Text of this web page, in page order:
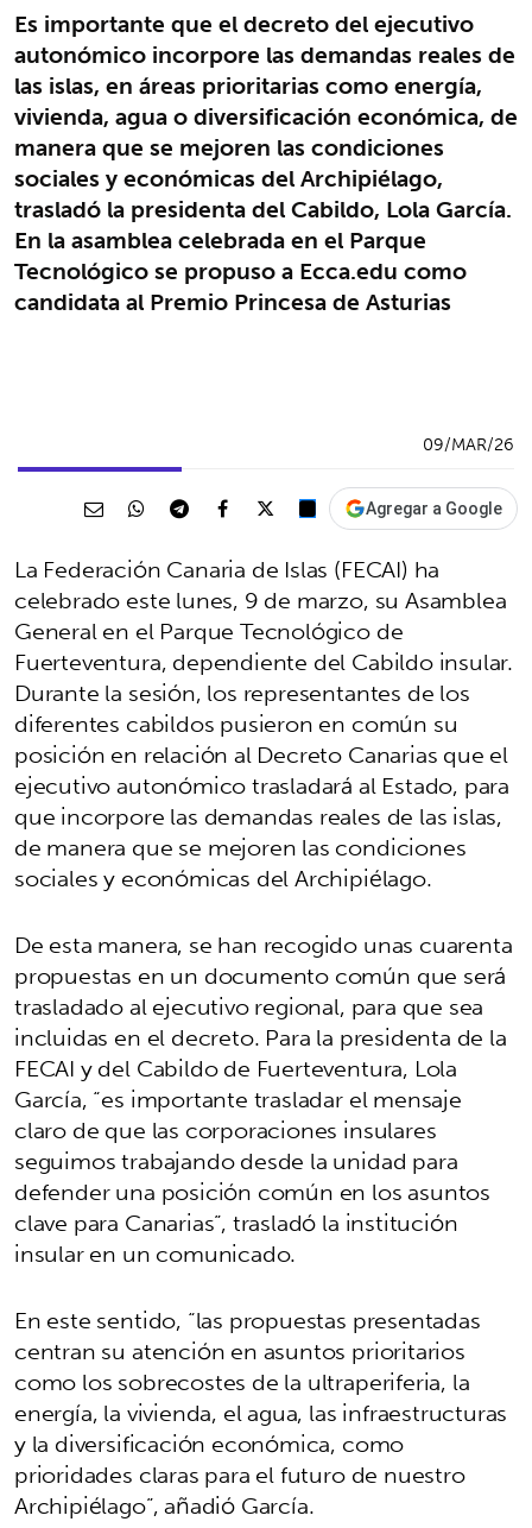
Es importante que el decreto del ejecutivo
autonómico incorpore las demandas reales de
las islas, en áreas prioritarias como energía,
vivienda, agua o diversificación económica, de
manera que se mejoren las condiciones
sociales y económicas del Archipiélago,
trasladó la presidenta del Cabildo, Lola García.
En la asamblea celebrada en el Parque
Tecnológico se propuso a Ecca.edu como
candidata al Premio Princesa de Asturias
09/MAR/26
Agregar a Google
La Federación Canaria de Islas (FECAI) ha
celebrado este lunes, 9 de marzo, su Asamblea
General en el Parque Tecnológico de
Fuerteventura, dependiente del Cabildo insular.
Durante la sesión, los representantes de los
diferentes cabildos pusieron en común su
posición en relación al Decreto Canarias que el
ejecutivo autonómico trasladará al Estado, para
que incorpore las demandas reales de las islas,
de manera que se mejoren las condiciones
sociales y económicas del Archipiélago.
De esta manera, se han recogido unas cuarenta
propuestas en un documento común que será
trasladado al ejecutivo regional, para que sea
incluidas en el decreto. Para la presidenta de la
FECAI y del Cabildo de Fuerteventura, Lola
García, “es importante trasladar el mensaje
claro de que las corporaciones insulares
seguimos trabajando desde la unidad para
defender una posición común en los asuntos
clave para Canarias”, trasladó la institución
insular en un comunicado.
En este sentido, “las propuestas presentadas
centran su atención en asuntos prioritarios
como los sobrecostes de la ultraperiferia, la
energía, la vivienda, el agua, las infraestructuras
y la diversificación económica, como
prioridades claras para el futuro de nuestro
Archipiélago”, añadió García.